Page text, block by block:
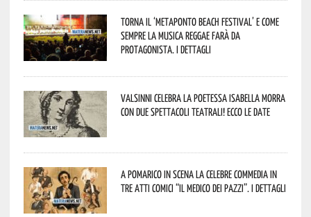
Torna il ‘Metaponto beach festival’ e come
sempre la musica reggae farà da
protagonista. I dettagli
Valsinni celebra la poetessa Isabella Morra
con due spettacoli teatrali! Ecco le date
A Pomarico in scena la celebre commedia in
tre atti comici “Il medico dei pazzi”. I dettagli